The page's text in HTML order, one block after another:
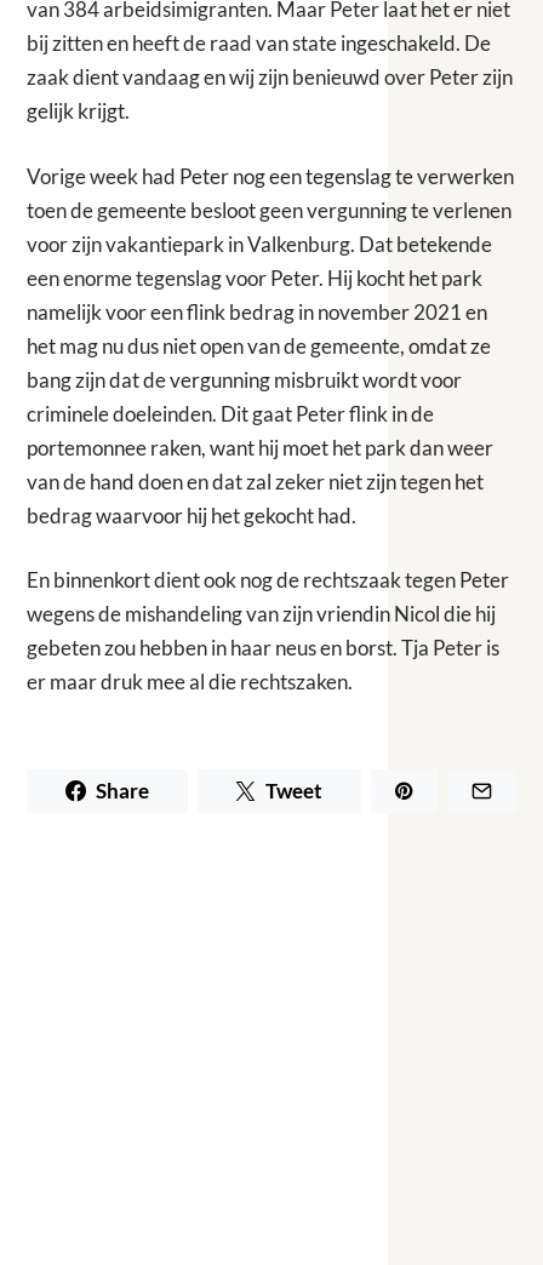
van 384 arbeidsimigranten. Maar Peter laat het er niet
bij zitten en heeft de raad van state ingeschakeld. De
zaak dient vandaag en wij zijn benieuwd over Peter zijn
gelijk krijgt.
Vorige week had Peter nog een tegenslag te verwerken
toen de gemeente besloot geen vergunning te verlenen
voor zijn vakantiepark in Valkenburg. Dat betekende
een enorme tegenslag voor Peter. Hij kocht het park
namelijk voor een flink bedrag in november 2021 en
het mag nu dus niet open van de gemeente, omdat ze
bang zijn dat de vergunning misbruikt wordt voor
criminele doeleinden. Dit gaat Peter flink in de
portemonnee raken, want hij moet het park dan weer
van de hand doen en dat zal zeker niet zijn tegen het
bedrag waarvoor hij het gekocht had.
En binnenkort dient ook nog de rechtszaak tegen Peter
wegens de mishandeling van zijn vriendin Nicol die hij
gebeten zou hebben in haar neus en borst. Tja Peter is
er maar druk mee al die rechtszaken.
Share Tweet